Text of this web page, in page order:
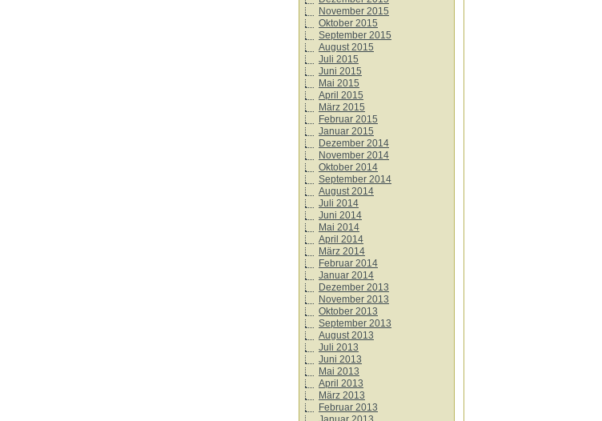
November 2015
Oktober 2015
September 2015
August 2015
Juli 2015
Juni 2015
Mai 2015
April 2015
März 2015
Februar 2015
Januar 2015
Dezember 2014
November 2014
Oktober 2014
September 2014
August 2014
Juli 2014
Juni 2014
Mai 2014
April 2014
März 2014
Februar 2014
Januar 2014
Dezember 2013
November 2013
Oktober 2013
September 2013
August 2013
Juli 2013
Juni 2013
Mai 2013
April 2013
März 2013
Februar 2013